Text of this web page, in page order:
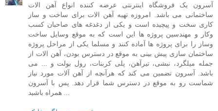
آسرون یک فروشگاه اینترنتی عرضه کننده انواع آهن الات
ساختمانی می باشد. امروزه تهیه آهن الات برای ساخت و ساز
کاری سخت و پیچیده است و یکی از دغدغه های صاحبان کسب
وکار و مهندسین پروژه ها این است که به موقع وسایل ساخت
وساز را برای پروژه ها آماده کنند و مسلما یکی از مراحل پروژه
ساختمان سازی پیش بینی به موقع در دسترس بودن، آهن الات از
جمله میلگرد، نبشی، تیرآهن، پلی کربنات، رول بولت و ... می
باشد. آسرون تضمین می کند که هرآنچه از آهن آلات مورد نیاز
شماست رو به موقع در دسترس شما قرار دهد. پس با آسرون
همراه باشید ...